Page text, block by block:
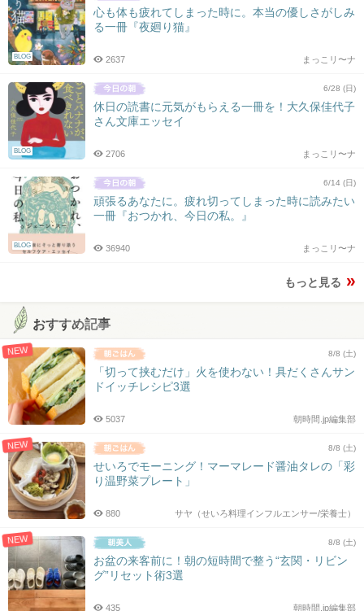
BLOG
心も体も疲れてしまった時に。本当の優しさがしみ
る一冊『夜廻り猫』
まっこリ〜ナ
2637
BLOG
6/28 (日)
休日の読書に元気がもらえる一冊を！大久保佳代子
さん文庫エッセイ
まっこリ〜ナ
2706
BLOG
6/14 (日)
頑張るあなたに。疲れ切ってしまった時に読みたい
一冊『おつかれ、今日の私。』
まっこリ〜ナ
36940
もっと見る
おすすめ記事
NEW 8/8 (土)
「切って挟むだけ」火を使わない！具だくさんサン
ドイッチレシピ3選
朝時間.jp編集部
5037
NEW 8/8 (土)
せいろでモーニング！マーマレード醤油タレの「彩
り温野菜プレート」
サヤ（せいろ料理インフルエンサー/栄養士）
880
NEW 8/8 (土)
お盆の来客前に！朝の短時間で整う“玄関・リビン
グ”リセット術3選
朝時間.jp編集部
435